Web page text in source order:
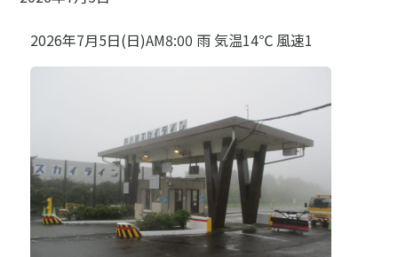
2026年7月5日(日)AM8:00 雨 気温14℃ 風速1